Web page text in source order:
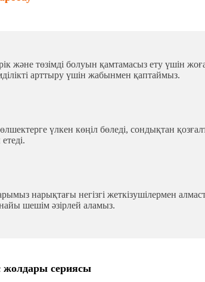
және төзімді болуын қамтамасыз ету үшін
арттыру үшін жабынмен қаптаймыз.
үлкен көңіл бөледі, сондықтан
нарықтағы негізгі жеткізушілермен
шешім әзірлей аламыз.
жолдары сериясы